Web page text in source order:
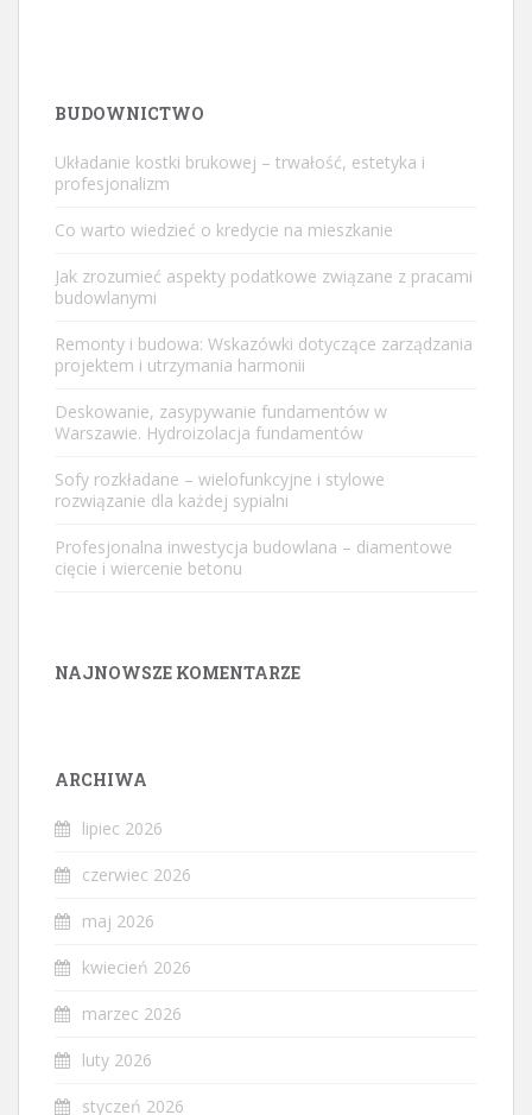
BUDOWNICTWO
Układanie kostki brukowej – trwałość, estetyka i
profesjonalizm
Co warto wiedzieć o kredycie na mieszkanie
Jak zrozumieć aspekty podatkowe związane z pracami
budowlanymi
Remonty i budowa: Wskazówki dotyczące zarządzania
projektem i utrzymania harmonii
Deskowanie, zasypywanie fundamentów w
Warszawie. Hydroizolacja fundamentów
Sofy rozkładane – wielofunkcyjne i stylowe
rozwiązanie dla każdej sypialni
Profesjonalna inwestycja budowlana – diamentowe
cięcie i wiercenie betonu
NAJNOWSZE KOMENTARZE
ARCHIWA
lipiec 2026
czerwiec 2026
maj 2026
kwiecień 2026
marzec 2026
luty 2026
styczeń 2026